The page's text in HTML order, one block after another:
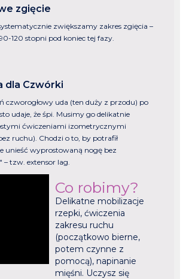
zgięcie
zwiększamy zakres zgięcia –
120 stopni pod koniec tej fazy.
dla Czwórki
czworogłowy uda (ten duży z przodu) po
udaje, że śpi. Musimy go delikatnie
ćwiczeniami izometrycznymi
ruchu). Chodzi o to, by potrafił
unieść wyprostowaną nogę bez
– tzw. extensor lag.
Co robimy?
Delikatne mobilizacje
rzepki, ćwiczenia
zakresu ruchu
(początkowo bierne,
potem czynne z
pomocą), napinanie
mięśni. Uczysz się